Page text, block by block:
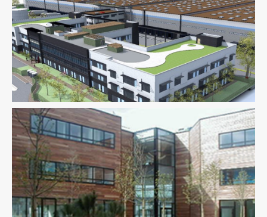
Fluides Logistique Thermique
Fluides Logistique Thermique